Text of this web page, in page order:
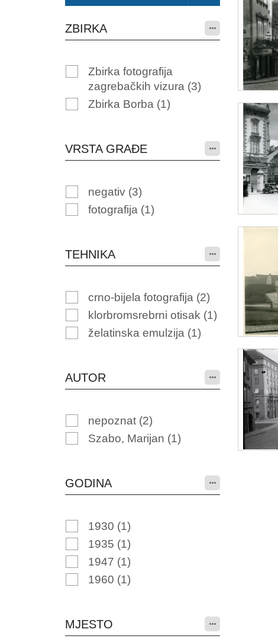
ZBIRKA
Zbirka fotografija
zagrebačkih vizura (3)
Zbirka Borba (1)
VRSTA GRAĐE
negativ (3)
fotografija (1)
TEHNIKA
crno-bijela fotografija (2)
klorbromsrebrni otisak (1)
želatinska emulzija (1)
AUTOR
nepoznat (2)
Szabo, Marijan (1)
GODINA
1930 (1)
1935 (1)
1947 (1)
1960 (1)
MJESTO